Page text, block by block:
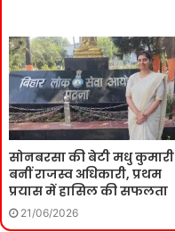
सोनबरसा की बेटी मधु कुमारी
बनीं राजस्व अधिकारी, प्रथम
प्रयास में हासिल की सफलता
21/06/2026